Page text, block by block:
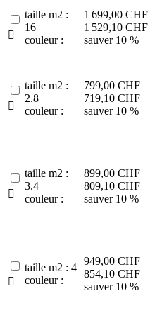

taille m2 :
16
couleur :
1 699,00 CHF
1 529,10 CHF
sauver 10 %

taille m2 :
2.8
couleur :
799,00 CHF
719,10 CHF
sauver 10 %

taille m2 :
3.4
couleur :
899,00 CHF
809,10 CHF
sauver 10 %

taille m2 : 4
couleur :
949,00 CHF
854,10 CHF
sauver 10 %